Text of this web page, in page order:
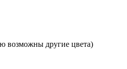
возможны другие цвета)